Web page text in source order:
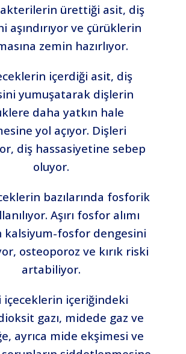
ürettiği asit, diş
aşındırıyor ve çürüklerin
zemin hazırlıyor.
içerdiği asit, diş
yumuşatarak dişlerin
daha yatkın hale
yol açıyor. Dişleri
diş hassasiyetine sebep
oluyor.
bazılarında fosforik
Aşırı fosfor alımı
kalsiyum-fosfor dengesini
osteoporoz ve kırık riski
artabiliyor.
içeceklerin içeriğindeki
gazı, midede gaz ve
ayrıca mide ekşimesi ve